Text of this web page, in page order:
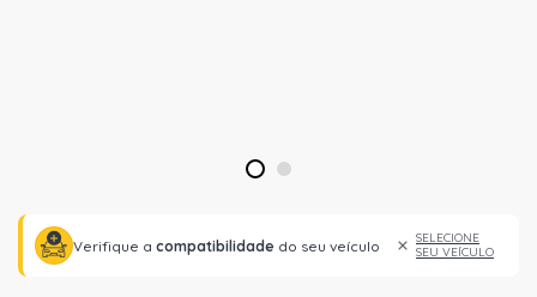
1 2
Verifique a compatibilidade do seu veículo
SELECIONE
SEU VEÍCULO